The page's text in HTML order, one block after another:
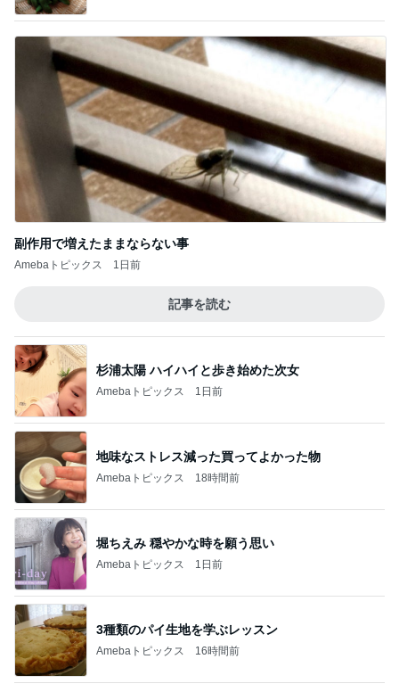
副作用で増えたままならない事
Amebaトピックス 1日前
記事を読む
杉浦太陽 ハイハイと歩き始めた次女
Amebaトピックス 1日前
地味なストレス減った買ってよかった物
Amebaトピックス 18時間前
堀ちえみ 穏やかな時を願う思い
Amebaトピックス 1日前
3種類のパイ生地を学ぶレッスン
Amebaトピックス 16時間前